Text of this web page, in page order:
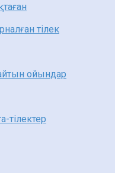
тілек
ойындар
тілектер